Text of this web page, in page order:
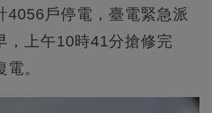
4056戶停電，臺電緊急派
，上午10時41分搶修完
。